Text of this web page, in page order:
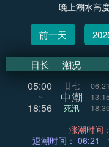
晚上潮水高
前一天
日长 潮况
05:00
~
18:56
廿七
中潮
死汛
06:21
退潮时间